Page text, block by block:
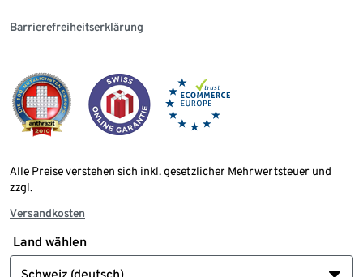
Barrierefreiheitserklärung
Alle Preise verstehen sich inkl. gesetzlicher Mehrwertsteuer und
zzgl.
Versandkosten
Land wählen